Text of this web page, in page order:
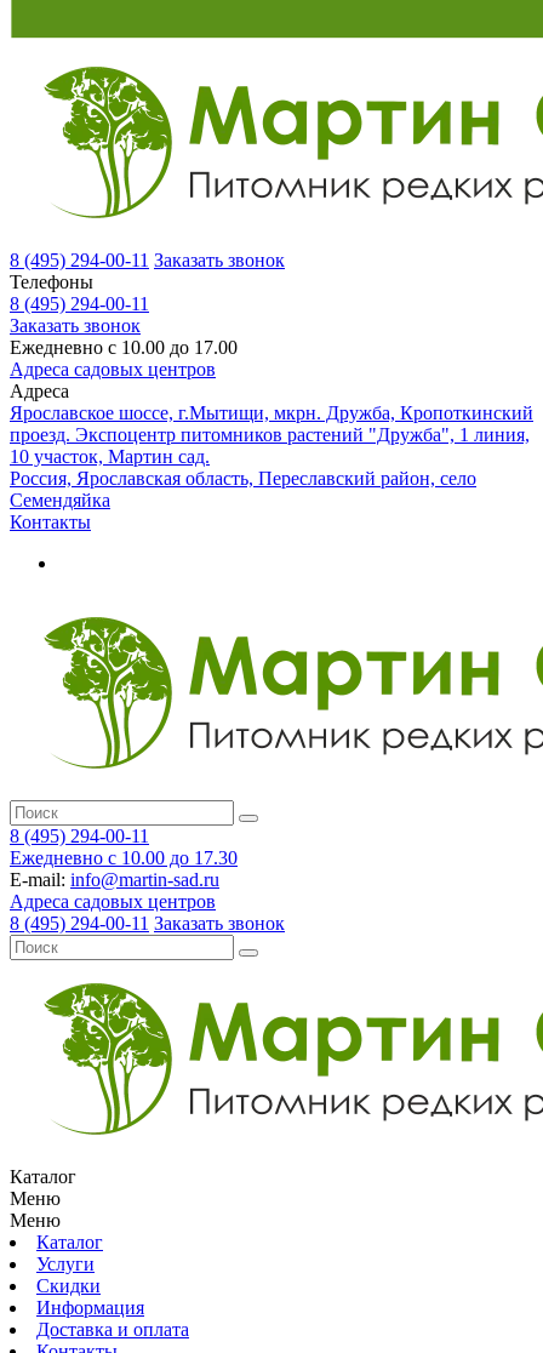
8 (495) 294-00-11 Заказать звонок
Телефоны
8 (495) 294-00-11
Заказать звонок
Ежедневно с 10.00 до 17.00
Адреса садовых центров
Адреса
Ярославское шоссе, г.Мытищи, мкрн. Дружба, Кропоткинский
проезд. Экспоцентр питомников растений "Дружба", 1 линия,
10 участок, Мартин сад.
Россия, Ярославская область, Переславский район, село
Семендяйка
Контакты
8 (495) 294-00-11
Ежедневно с 10.00 до 17.30
E-mail: info@martin-sad.ru
Адреса садовых центров
8 (495) 294-00-11 Заказать звонок
Каталог
Меню
Меню
Каталог
Услуги
Скидки
Информация
Доставка и оплата